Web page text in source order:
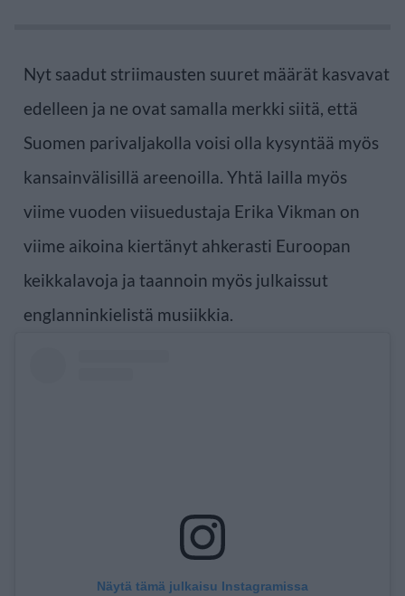
Nyt saadut striimausten suuret määrät kasvavat
edelleen ja ne ovat samalla merkki siitä, että
Suomen parivaljakolla voisi olla kysyntää myös
kansainvälisillä areenoilla. Yhtä lailla myös
viime vuoden viisuedustaja Erika Vikman on
viime aikoina kiertänyt ahkerasti Euroopan
keikkalavoja ja taannoin myös julkaissut
englanninkielistä musiikkia.
Näytä tämä julkaisu Instagramissa